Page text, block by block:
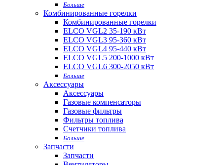
Больше
Комбинированные горелки
Комбинированные горелки
ELCO VGL2 35-190 кВт
ELCO VGL3 95-360 кВт
ELCO VGL4 95-440 кВт
ELCO VGL5 200-1000 кВт
ELCO VGL6 300-2050 кВт
Больше
Аксессуары
Аксессуары
Газовые компенсаторы
Газовые фильтры
Фильтры топлива
Счетчики топлива
Больше
Запчасти
Запчасти